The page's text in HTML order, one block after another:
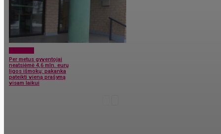
Per metus gyventojai
neatsiėmė 4,6 mln. eurų
ligos išmokų: pakanka
pateikti vieną prašymą
visam laikui